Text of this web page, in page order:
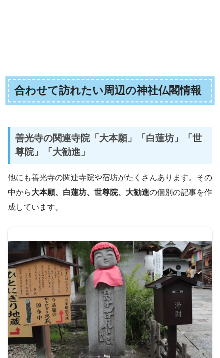
合わせて訪れたい周辺の神社仏閣情報
善光寺の関連寺院「大本願」「白蓮坊」「世
尊院」「大勧進」
他にも善光寺の関連寺院や宿坊がたくさんあります。その
中から大本願、白蓮坊、世尊院、大勧進の個別の記事を作
成しています。